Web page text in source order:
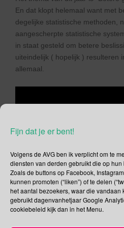
Fijn dat je er bent!
Volgens de AVG ben ik verplicht om te
diensten van derden gebruikt die op
Zoals de buttons op Facebook,
kunnen promoten (“liken”) of te delen
het aantal bezoekers, waar die vandaan
gebruikt dagenvanhetjaar Google
cookiebeleid kijk dan in het Menu.
En dat klopt helemaal want met
degelijke statistische methoden,
aangescherpte statistische
in staat gesteld om betere
uiteindelijk ( hopelijk ) resulteren
allemaal.